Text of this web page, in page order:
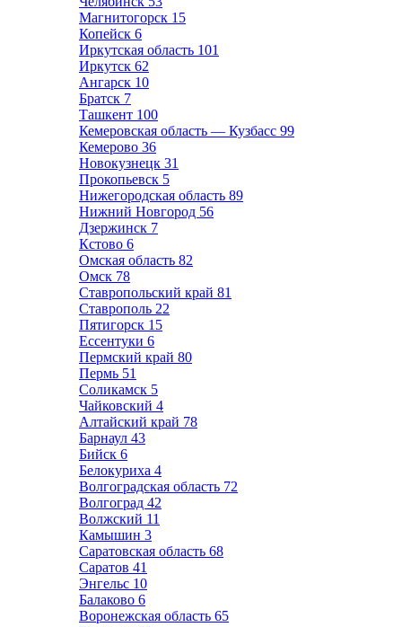
Магнитогорск 15
Копейск 6
Иркутская область 101
Иркутск 62
Ангарск 10
Братск 7
Ташкент 100
Кемеровская область — Кузбасс 99
Кемерово 36
Новокузнецк 31
Прокопьевск 5
Нижегородская область 89
Нижний Новгород 56
Дзержинск 7
Кстово 6
Омская область 82
Омск 78
Ставропольский край 81
Ставрополь 22
Пятигорск 15
Ессентуки 6
Пермский край 80
Пермь 51
Соликамск 5
Чайковский 4
Алтайский край 78
Барнаул 43
Бийск 6
Белокуриха 4
Волгоградская область 72
Волгоград 42
Волжский 11
Камышин 3
Саратовская область 68
Саратов 41
Энгельс 10
Балаково 6
Воронежская область 65